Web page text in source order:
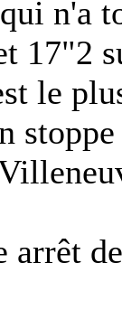
n'a
17"2
le
arrêt